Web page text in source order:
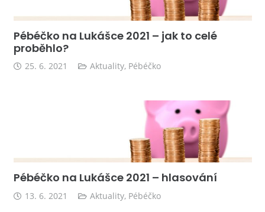
Pébéčko na Lukášce 2021 – jak to celé
proběhlo?
25. 6. 2021 Aktuality, Pébéčko
Pébéčko na Lukášce 2021 – hlasování
13. 6. 2021 Aktuality, Pébéčko